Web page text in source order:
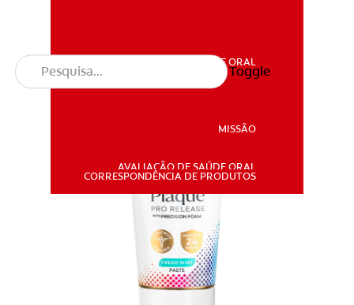
SAÚDE ORAL
AVALIAÇÃO DE SAÚDE ORAL
CORRESPONDÊNCIA DE PRODUTOS
SAÚDE ORAL
MISSÃO
AVALIAÇÃO DE SAÚDE ORAL
CORRESPONDÊNCIA DE PRODUTOS
Toggle